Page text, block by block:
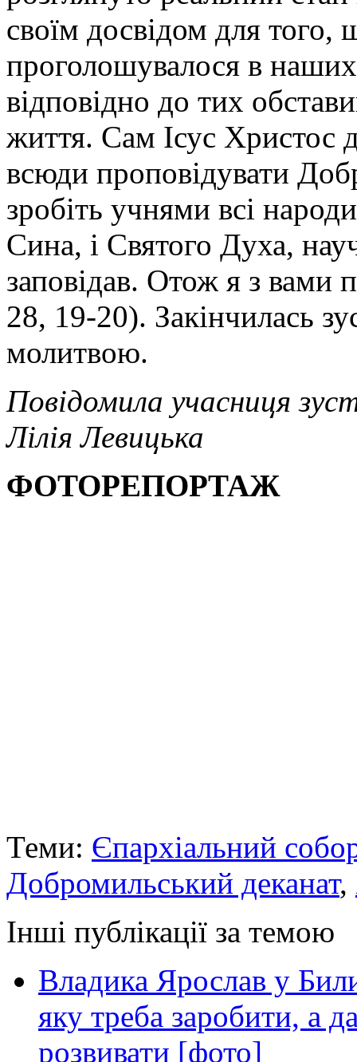
своїм досвідом для того,
проголошувалося в
відповідно до тих
життя. Сам Ісус Христос
всюди проповідувати
зробіть учнями всі
Сина, і Святого Духа,
заповідав. Отож я з вами
28, 19-20). Закінчилась
молитвою.
Повідомила учасниця
Лілія Левицька
ФОТОРЕПОРТАЖ
Теми: Єпархіальний
Добромильський деканат,
Інші публікації за темою
Владика Ярослав у
яку треба заробити, а
розвивати [фото]